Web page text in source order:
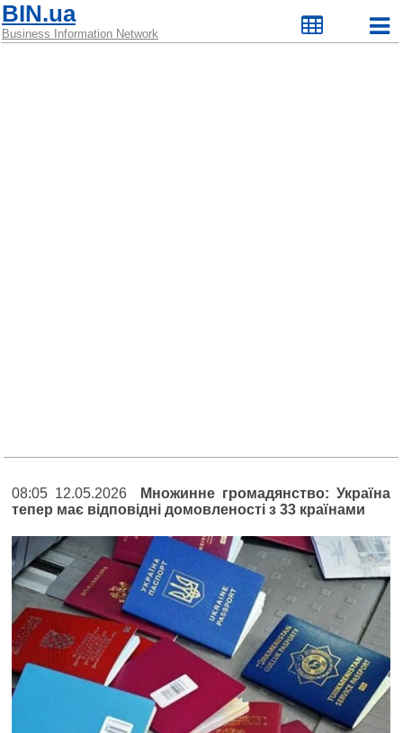
BIN.ua
Business Information Network
08:05 12.05.2026
Множинне громадянство: Україна
тепер має відповідні домовленості з 33 країнами